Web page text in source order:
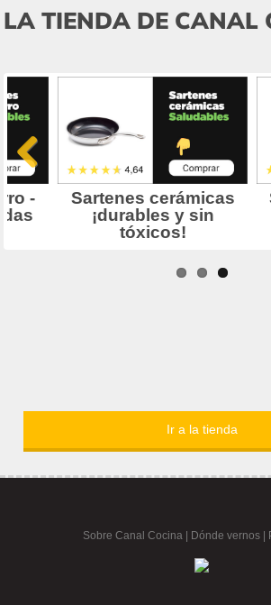
LA TIENDA DE CANAL
Ir a la tienda
Sobre Canal Cocina Dónde vernos |